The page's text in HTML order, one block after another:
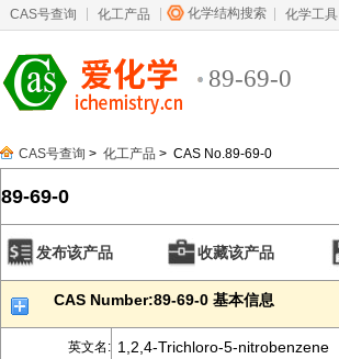
CAS号查询 化工产品 化学结构搜索 化学工具
89-69-0
CAS号查询 > 化工产品 > CAS No.89-69-0
89-69-0
发布该产品 收藏该产品
CAS Number:89-69-0 基本信息
英文名: 1,2,4-Trichloro-5-nitrobenzene